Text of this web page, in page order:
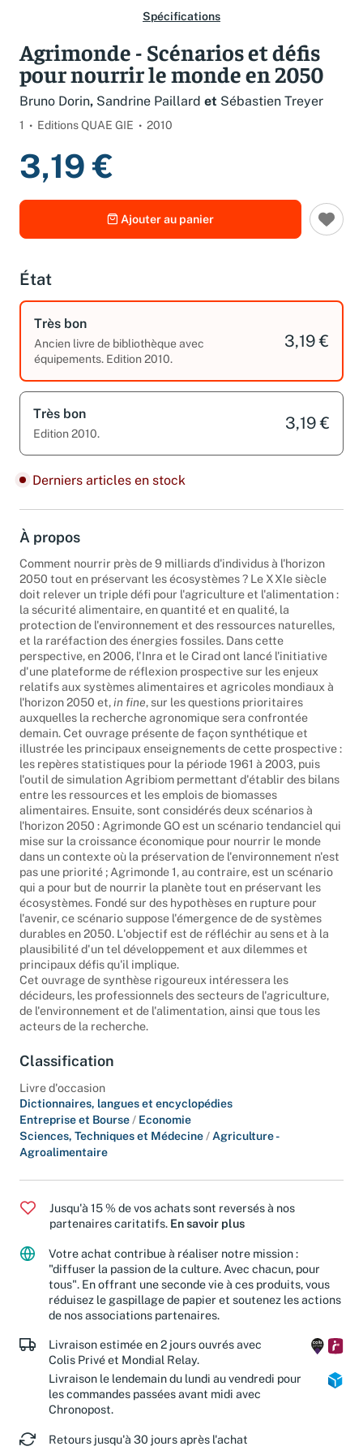
Agrimonde - Scénarios et défis
pour nourrir le monde en 2050
, Sébastien Treyer
3,19 €
Ajouter au panier
État
Très bon
Ancien livre de bibliothèque avec
3,19 €
Très bon 3,19 €
À propos
Comment nourrir près de 9 milliards d'individus à l'horizon
2050 tout en préservant les écosystèmes ? Le XXIe siècle
doit relever un triple défi pour l'agriculture et l'alimentation :
la sécurité alimentaire, en quantité et en qualité, la
protection de l'environnement et des ressources naturelles,
et la raréfaction des énergies fossiles. Dans cette
perspective, en 2006, l'Inra et le Cirad ont lancé l'initiative
d'une plateforme de réflexion prospective sur les enjeux
relatifs aux systèmes alimentaires et agricoles mondiaux à
l'horizon 2050 et,in fine , sur les questions prioritaires
auxquelles la recherche agronomique sera confrontée
demain. Cet ouvrage présente de façon synthétique et
illustrée les principaux enseignements de cette prospective :
les repères statistiques pour la période 1961 à 2003, puis
l'outil de simulation Agribiom permettant d'établir des bilans
entre les ressources et les emplois de biomasses
alimentaires. Ensuite, sont considérés deux scénarios à
l'horizon 2050 : Agrimonde GO est un scénario tendanciel qui
mise sur la croissance économique pour nourrir le monde
dans un contexte où la préservation de l'environnement n'est
pas une priorité ; Agrimonde 1, au contraire, est un scénario
qui a pour but de nourrir la planète tout en préservant les
écosystèmes. Fondé sur des hypothèses en rupture pour
l'avenir, ce scénario suppose l'émergence de de systèmes
durables en 2050. L'objectif est de réfléchir au sens et à la
plausibilité d'un tel développement et aux dilemmes et
principaux défis qu'il implique.
Cet ouvrage de synthèse rigoureux intéressera les
décideurs, les professionnels des secteurs de l'agriculture,
de l'environnement et de l'alimentation, ainsi que tous les
Classification
Livre d'occasion
Dictionnaires, langues et encyclopédies
Entreprise et Bourse/ Economie
Sciences, Techniques et Médecine
Jusqu'à 15 % de vos achats sont reversés à nos
partenaires caritatifs.
En savoir plus
Votre achat contribue à réaliser notre mission :
"diffuser la passion de la culture. Avec chacun, pour
tous". En offrant une seconde vie à ces produits, vous
réduisez le gaspillage de papier et soutenez les actions
de nos associations partenaires.
Livraison estimée en 2 jours ouvrés avec
Colis Privé et Mondial Relay.
Livraison le lendemain du lundi au vendredi pour
les commandes passées avant midi avec
Retours jusqu'à 30 jours après l'achat